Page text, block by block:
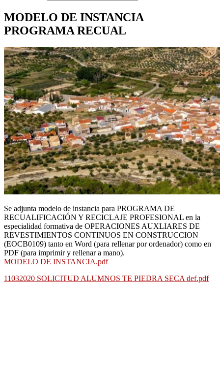
MODELO DE INSTANCIA
PROGRAMA RECUAL
Se adjunta modelo de instancia para PROGRAMA DE
RECUALIFICACIÓN Y RECICLAJE PROFESIONAL en la
especialidad formativa de OPERACIONES AUXLIARES DE
REVESTIMIENTOS CONTINUOS EN CONSTRUCCION
(EOCB0109) tanto en Word (para rellenar por ordenador) como en
PDF (para imprimir y rellenar a mano).
MODELO DE INSTANCIA.pdf
11032020 SOLICITUD ALUMNOS TE PIEDRA SECA def.pdf